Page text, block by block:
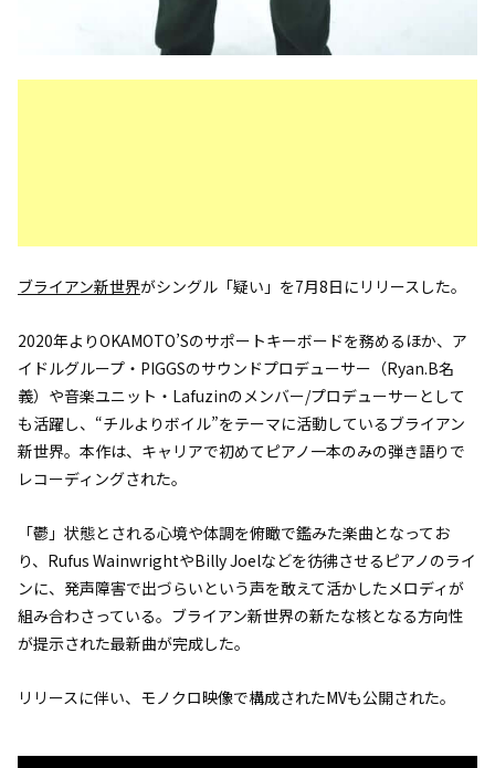
ブライアン新世界がシングル「疑い」を7月8日にリリースした。
2020年よりOKAMOTO’Sのサポートキーボードを務めるほか、ア
イドルグループ・PIGGSのサウンドプロデューサー（Ryan.B名
義）や音楽ユニット・Lafuzinのメンバー/プロデューサーとして
も活躍し、“チルよりボイル”をテーマに活動しているブライアン
新世界。本作は、キャリアで初めてピアノ一本のみの弾き語りで
レコーディングされた。
「鬱」状態とされる心境や体調を俯瞰で鑑みた楽曲となってお
り、Rufus WainwrightやBilly Joelなどを彷彿させるピアノのライ
ンに、発声障害で出づらいという声を敢えて活かしたメロディが
組み合わさっている。ブライアン新世界の新たな核となる方向性
が提示された最新曲が完成した。
リリースに伴い、モノクロ映像で構成されたMVも公開された。